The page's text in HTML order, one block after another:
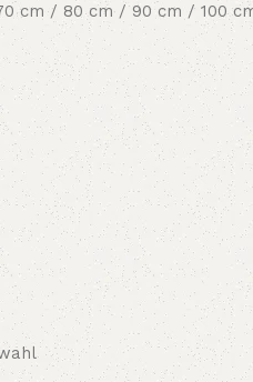
cm / 80 cm / 90 cm / 100